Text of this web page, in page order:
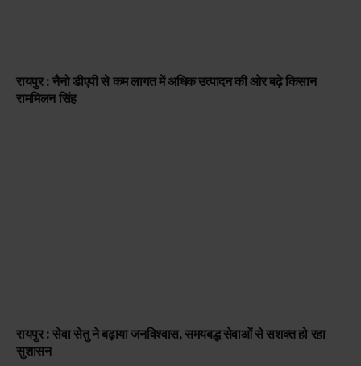
रायपुर : नैनो डीएपी से कम लागत में अधिक उत्पादन की ओर बढ़े किसान
राममिलन सिंह
रायपुर : सेवा सेतु ने बढ़ाया जनविश्वास, समयबद्ध सेवाओं से सशक्त हो रहा
सुशासन